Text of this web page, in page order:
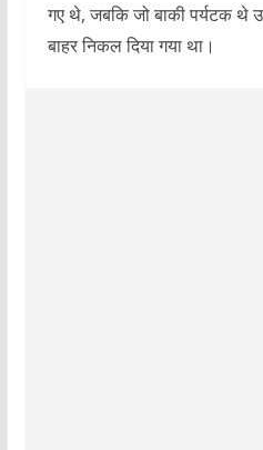
गए थे, जबकि जो बाकी पर्यटक थे
बाहर निकल दिया गया था।